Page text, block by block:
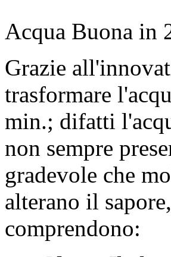
Acqua Buona in
Grazie
trasformare
min.; difatti
non sempre
gradevole che
alterano il
comprendono: